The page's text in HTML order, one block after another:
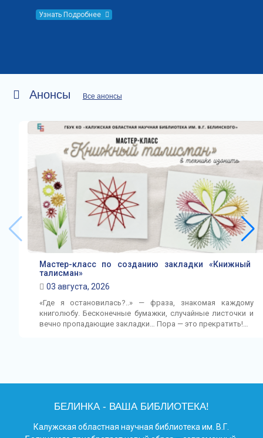
Узнать Подробнее
Анонсы Все анонсы
Мастер-класс по созданию закладки «Книжный
талисман»
03 августа, 2026
«Где я остановилась?..» — фраза, знакомая каждому
книголюбу. Бесконечные бумажки, случайные листочки и
вечно пропадающие закладки… Пора — это прекратить!…
БЕЛИНКА - ВАША БИБЛИОТЕКА!
Калужская областная научная библиотека им. В.Г.